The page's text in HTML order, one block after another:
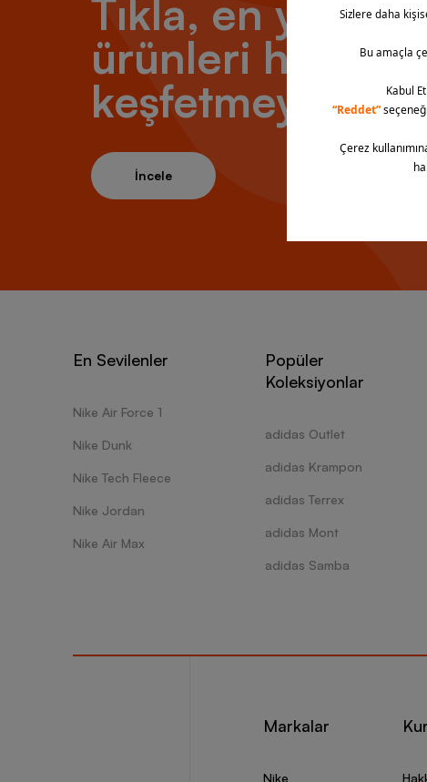
Tıkla, en yeni
ürünleri hemen
keşfetmeye
İncele
En Sevilenler
Nike Air Force 1
Nike Dunk
Nike Tech Fleece
Nike Jordan
Nike Air Max
Popüler
Koleksiyonlar
adidas Outlet
adidas Krampon
adidas Terrex
adidas Mont
adidas Samba
Markalar
Nike